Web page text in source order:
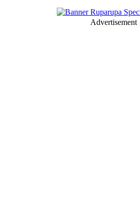
Advertisement